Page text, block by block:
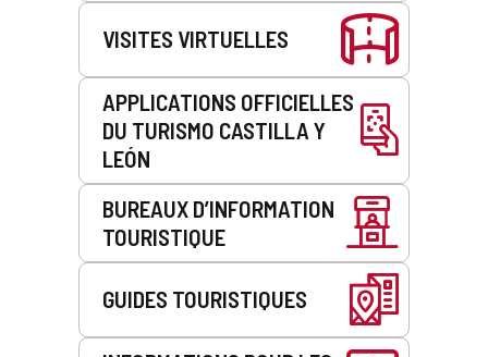
VISITES VIRTUELLES
APPLICATIONS OFFICIELLES
DU TURISMO CASTILLA Y
LEÓN
BUREAUX D’INFORMATION
TOURISTIQUE
GUIDES TOURISTIQUES